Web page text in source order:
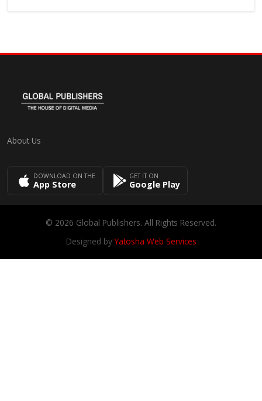
About Us
DOWNLOAD ON THE
App Store
GET IT ON
Google Play
© 2026 Global Publishers. All Rights Reserved.
Designed byYatosha Web Services